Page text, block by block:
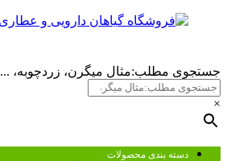
جستجوی مطلب:مثال میگرن، زردچوبه، ...
×
دسته بندی محصولات